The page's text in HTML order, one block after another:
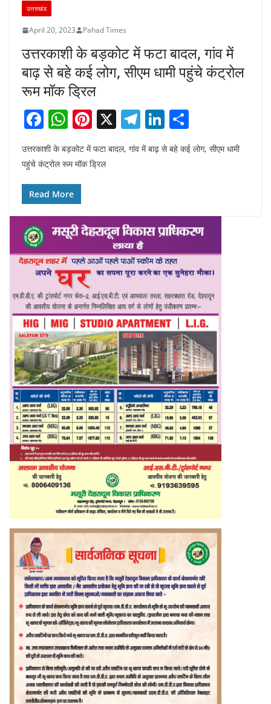
उत्तराखंड
April 20, 2023 Pahad Times
उत्तरकाशी के बड़कोट में फटा बादल, गांव में
बाढ़ से बहे कई लोग, सीएम धामी पहुंचे कंट्रोल
रूम मॉक ड्रिल
F
a
c
e
b
o
o
k
W
h
at
s
A
p
p
Pi
er
e
X T
el
e
m
Li
n
k
n
h
ar
उत्तरकाशी के बड़कोट में फटा बादल, गांव में बाढ़ से बहे कई लोग, सीएम धामी
पहुंचे कंट्रोल रूम मॉक ड्रिल
Read More